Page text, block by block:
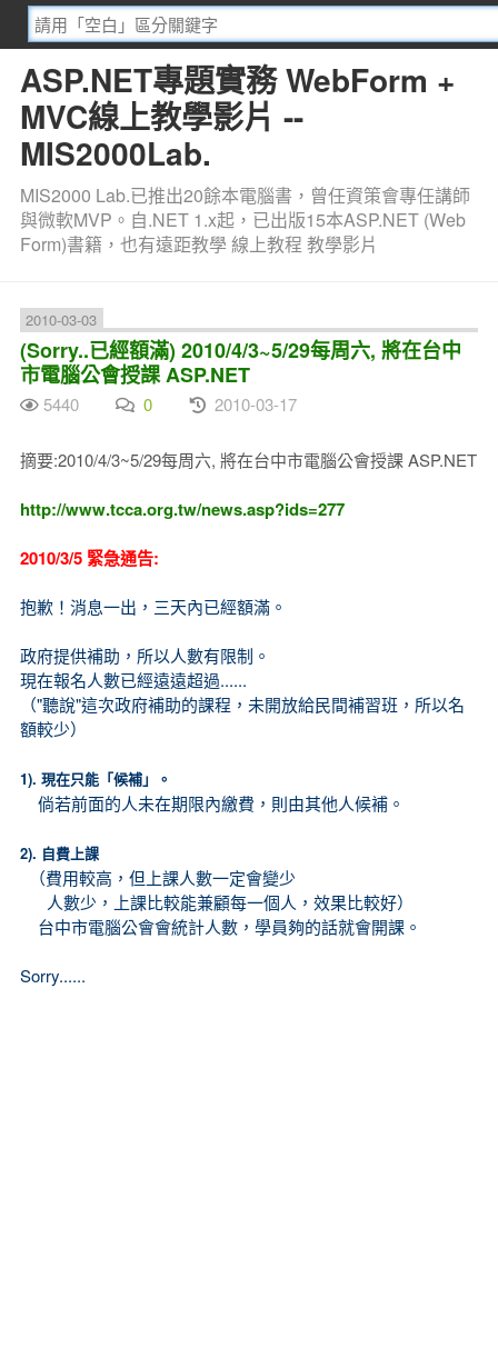
ASP.NET專題實務 WebForm +
MVC線上教學影片 --
MIS2000Lab.
MIS2000 Lab.已推出20餘本電腦書，曾任資策會專任講師
與微軟MVP。自.NET 1.x起，已出版15本ASP.NET (Web
Form)書籍，也有遠距教學 線上教程 教學影片
2010-03-03
(Sorry..已經額滿) 2010/4/3~5/29每周六, 將在台中
市電腦公會授課 ASP.NET
5440 0 2010-03-17
摘要:2010/4/3~5/29每周六, 將在台中市電腦公會授課 ASP.NET
http://www.tcca.org.tw/news.asp?ids=277
2010/3/5 緊急通告:
抱歉！消息一出，三天內已經額滿。
政府提供補助，所以人數有限制。
現在報名人數已經遠遠超過......
（"聽說"這次政府補助的課程，未開放給民間補習班，所以名
額較少）
1). 現在只能「候補」。
倘若前面的人未在期限內繳費，則由其他人候補。
2). 自費上課
（費用較高，但上課人數一定會變少
人數少，上課比較能兼顧每一個人，效果比較好）
台中市電腦公會會統計人數，學員夠的話就會開課。
Sorry......